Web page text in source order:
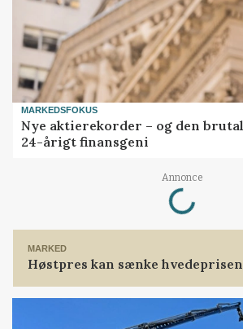
MARKEDSFOKUS
Nye aktierekorder – og den
24-årigt finansgeni
Annonce
Loading...
MARKED
Høstpres kan sænke